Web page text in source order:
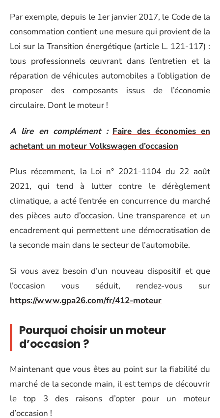
Par exemple, depuis le 1er janvier 2017, le Code de la
consommation contient une mesure qui provient de la
Loi sur la Transition énergétique (article L. 121-117) :
tous professionnels œuvrant dans l’entretien et la
réparation de véhicules automobiles a l’obligation de
proposer des composants issus de l’économie
circulaire. Dont le moteur !
A lire en complément : Faire des économies en
achetant un moteur Volkswagen d’occasion
Plus récemment, la Loi n° 2021-1104 du 22 août
2021, qui tend à lutter contre le dérèglement
climatique, a acté l’entrée en concurrence du marché
des pièces auto d’occasion. Une transparence et un
encadrement qui permettent une démocratisation de
la seconde main dans le secteur de l’automobile.
Si vous avez besoin d’un nouveau dispositif et que
l’occasion vous séduit, rendez-vous sur
https://www.gpa26.com/fr/412-moteur
Pourquoi choisir un moteur
d’occasion ?
Maintenant que vous êtes au point sur la fiabilité du
marché de la seconde main, il est temps de découvrir
le top 3 des raisons d’opter pour un moteur
d’occasion !